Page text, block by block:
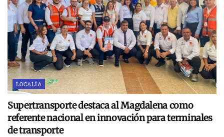
LOCALÍA
Supertransporte destaca al Magdalena como
referente nacional en innovación para terminales
de transporte